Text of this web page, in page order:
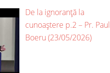
De la ignoranță la
cunoaștere p.2 – Pr. Paul
Boeru (23/05/2026)